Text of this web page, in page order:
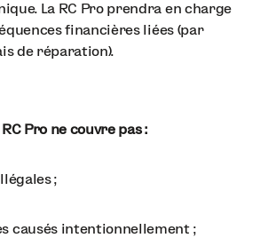
La RC Pro prendra en charge
financières liées (par
de réparation).
Pro ne couvre pas :
;
causés intentionnellement ;